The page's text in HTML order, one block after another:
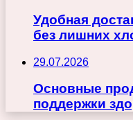
Удобная
без лишних
29.07.2026
Основные
поддержки